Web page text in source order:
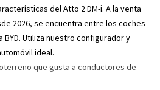
del Atto 2 DM-i. A la venta
2026, se encuentra entre los coches
BYD. Utiliza nuestro configurador y
ideal.
que gusta a conductores de